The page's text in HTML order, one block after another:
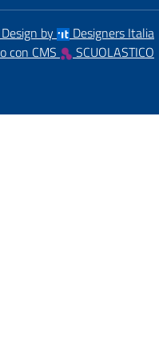
by
Designers Italia
con CMS
SCUOLASTICO